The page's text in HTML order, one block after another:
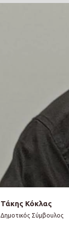
Τάκης Κόκλας
Δημοτικός Σύμβουλος